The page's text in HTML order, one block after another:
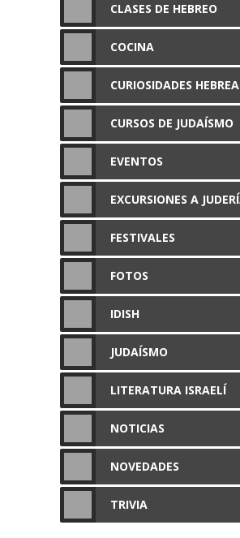
CLASES DE HEBREO
COCINA
CURIOSIDADES
CURSOS DE JUDAÍSMO
EVENTOS
EXCURSIONES A
FESTIVALES
FOTOS
IDISH
JUDAÍSMO
LITERATURA ISRAELÍ
NOTICIAS
NOVEDADES
TRIVIA